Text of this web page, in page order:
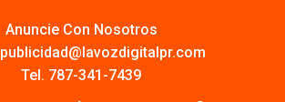
Anuncie Con Nosotros
publicidad@lavozdigitalpr.com
Tel. 787-341-7439